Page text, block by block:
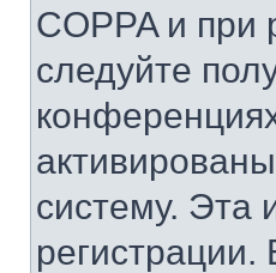
COPPA и при
следуйте
систему. Эта